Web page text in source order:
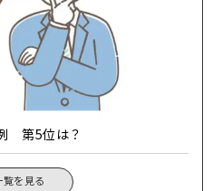
第5位は？
覧を見る